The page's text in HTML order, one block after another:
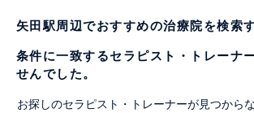
矢田駅周辺でおすすめの治療院を検索
条件に一致するセラピスト・トレーナ
せんでした。
お探しのセラピスト・トレーナーが見つから